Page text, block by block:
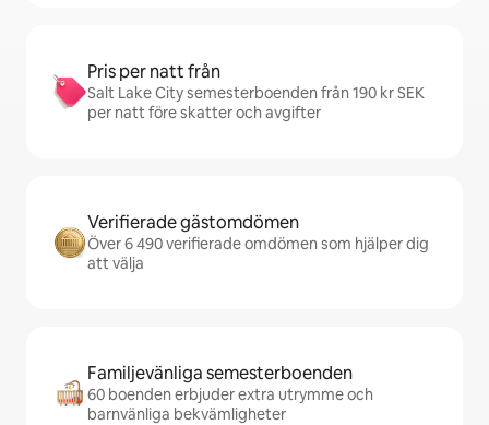
Pris per natt från
Salt Lake City semesterboenden från 190 kr SEK
per natt före skatter och avgifter
Verifierade gästomdömen
Över 6 490 verifierade omdömen som hjälper dig
att välja
Familjevänliga semesterboenden
60 boenden erbjuder extra utrymme och
barnvänliga bekvämligheter